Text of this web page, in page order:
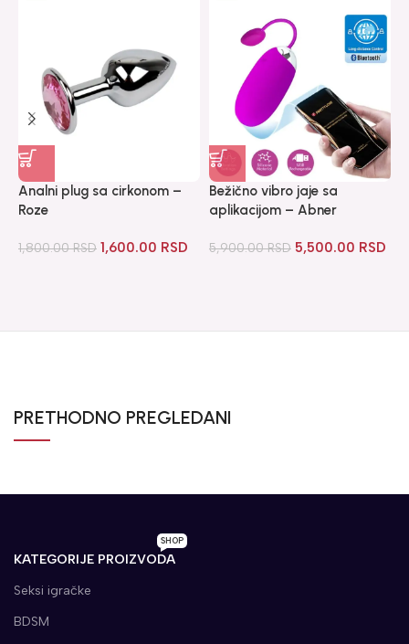
Analni plug sa cirkonom –
Roze
1,800.00RSD 1,600.00 RSD
Bežično vibro jaje sa
aplikacijom – Abner
5,900.00RSD 5,500.00 RSD
PRETHODNO PREGLEDANI
KATEGORIJE PROIZVODA
SHOP
Seksi igračke
BDSM